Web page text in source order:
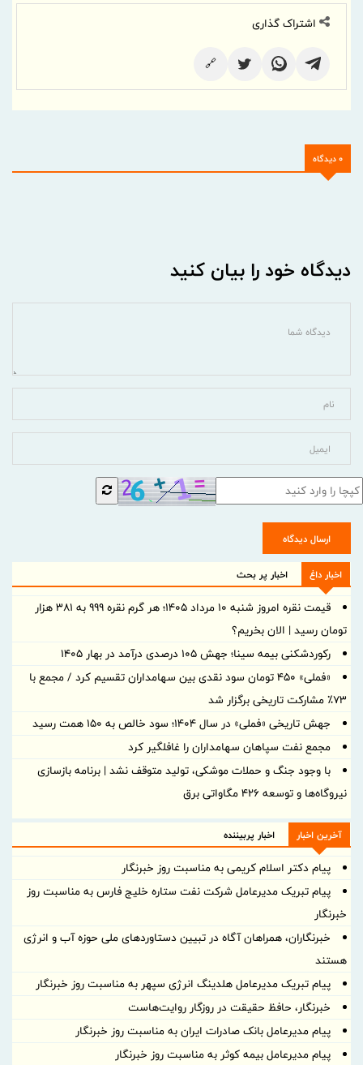
اشتراک گذاری
🔗
0 دیدگاه
دیدگاه خود را بیان کنید
ارسال دیدگاه
اخبار داغ اخبار پر بحث
قیمت نقره امروز شنبه ۱۰ مرداد ۱۴۰۵؛ هر گرم نقره ۹۹۹ به ۳۸۱ هزار
تومان رسید | الان بخریم؟
رکوردشکنی بیمه سینا؛ جهش 105 درصدی درآمد در بهار 1405
«فملی» ۴۵۰ تومان سود نقدی بین سهامداران تقسیم کرد / مجمع با
۷۳٪ مشارکت تاریخی برگزار شد
جهش تاریخی «فملی» در سال ۱۴۰۴؛ سود خالص به ۱۵۰ همت رسید
مجمع نفت سپاهان سهامداران را غافلگیر کرد
با وجود جنگ و حملات موشکی، تولید متوقف نشد | برنامه بازسازی
نیروگاه‌ها و توسعه ۴۲۶ مگاواتی برق
آخرین اخبار اخبار پربیننده
پیام دکتر اسلام کریمی به مناسبت روز خبرنگار
پیام تبریک مدیرعامل شرکت نفت ستاره خلیج فارس به مناسبت روز
خبرنگار
خبرنگاران، همراهان آگاه در تبیین دستاوردهای ملی حوزه آب و انرژی
هستند
پیام تبریک مدیرعامل هلدینگ انرژی سپهر به مناسبت روز خبرنگار
خبرنگار، حافظ حقیقت در روزگار روایت‌هاست
پیام مدیرعامل بانک صادرات ایران به مناسبت روز خبرنگار
پیام مدیرعامل بیمه کوثر به مناسبت روز خبرنگار